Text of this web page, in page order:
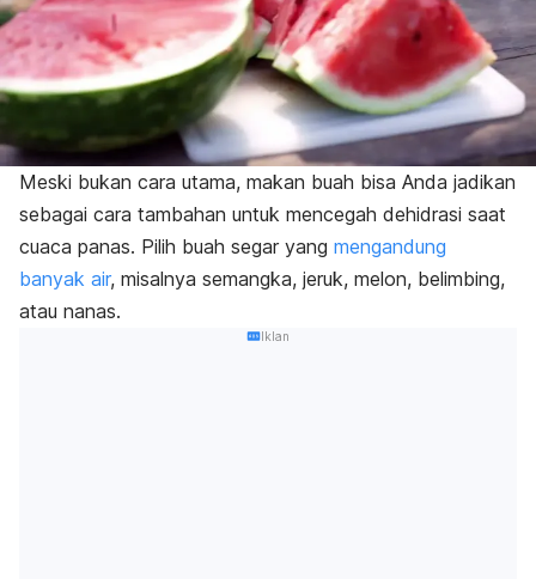
Meski bukan cara utama, makan buah bisa Anda jadikan
sebagai cara tambahan untuk mencegah dehidrasi saat
cuaca panas. Pilih buah segar yang mengandung
banyak air, misalnya semangka, jeruk, melon, belimbing,
atau nanas.
Iklan